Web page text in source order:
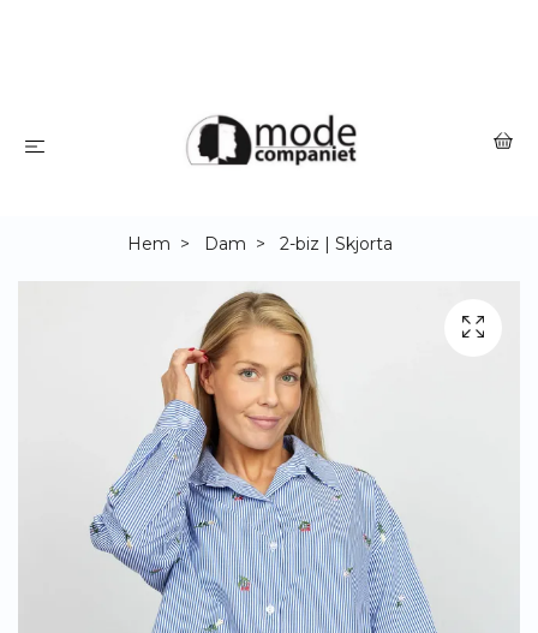
Hem Dam 2-biz | Skjorta